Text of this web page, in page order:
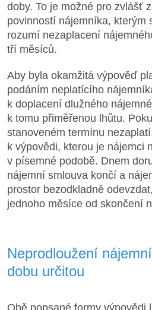
doby. To je možné pro zvlášť
povinností nájemníka, kterým
rozumí nezaplacení
tří měsíců.
Aby byla okamžitá výpověď
podáním neplatícího
k doplacení dlužného
k tomu přiměřenou lhůtu.
stanoveném termínu
k výpovědi, kterou je nájemci
v písemné podobě. Dnem
nájemní smlouva končí a
prostor bezodkladně
jednoho měsíce od skončení
Neprodloužení
dobu určitou
Obě popsané formy výpovědi